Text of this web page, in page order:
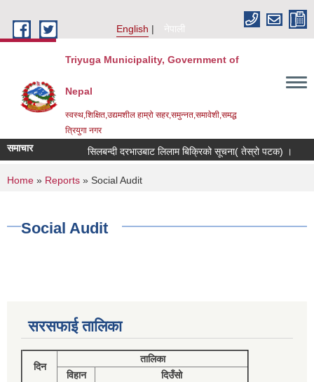
English
नेपाली
Triyuga Municipality, Government of
Nepal
स्वस्थ,शिक्षित,उद्यमशील हाम्रो सहर,समुन्नत,समावेशी,समद्ध
त्रियुगा नगर
समाचार सिलबन्दी दरभाउबाट लिलाम बिक्रिको सूचना( तेस्रो पटक) ।
You are here
Home » Reports » Social Audit
Social Audit
सरसफाई तालिका
दिन
तालिका
विहान
दिउँसो